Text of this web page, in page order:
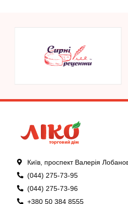
Київ, проспект Валерія
(044) 275-73-95
(044) 275-73-96
+380 50 384 8555